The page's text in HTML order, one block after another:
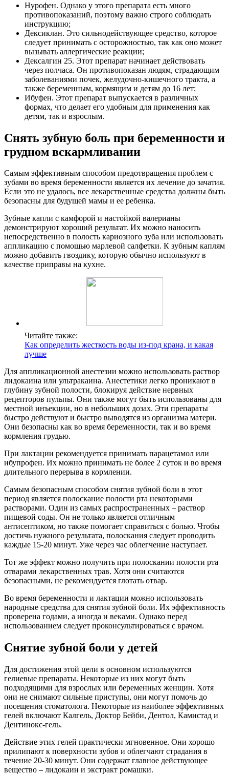
Нурофен. Однако у этого препарата есть много
противопоказаний, поэтому важно строго соблюдать
инструкцию;
Дексиклан. Это сильнодействующее средство, которое
следует принимать с осторожностью, так как оно может
вызывать аллергические реакции;
Дексалгин 25. Этот препарат начинает действовать
через полчаса. Он противопоказан людям, страдающим
заболеваниями почек, желудочно-кишечного тракта, а
также беременным, кормящим и детям до 16 лет;
Ибуфен. Этот препарат выпускается в различных
формах, что делает его удобным для применения как
детям, так и взрослым.
Снять зубную боль при беременности и
грудном вскармливании
Самым эффективным способом предотвращения проблем с
зубами во время беременности является их лечение до зачатия.
Если это не удалось, все лекарственные средства должны быть
безопасны для будущей мамы и ее ребенка.
Зубные капли с камфорой и настойкой валерианы
демонстрируют хороший результат. Их можно наносить
непосредственно в полость кариозного зуба или использовать
аппликацию с помощью марлевой салфетки. К зубным каплям
можно добавить гвоздику, которую обычно используют в
качестве приправы на кухне.
Читайте также:
Как определить жесткость воды из-под крана, и какая
лучше
Для аппликационной анестезии можно использовать раствор
лидокаина или ультракаина. Анестетики легко проникают в
глубину зубной полости, блокируя действие нервных
рецепторов пульпы. Они также могут быть использованы для
местной инъекции, но в небольших дозах. Эти препараты
быстро действуют и быстро выводятся из организма матери.
Они безопасны как во время беременности, так и во время
кормления грудью.
При лактации рекомендуется принимать парацетамол или
ибупрофен. Их можно принимать не более 2 суток и во время
длительного перерыва в кормлении.
Самым безопасным способом снятия зубной боли в этот
период является полоскание полости рта некоторыми
растворами. Один из самых распространенных – раствор
пищевой соды. Он не только является отличным
антисептиком, но также помогает справиться с болью. Чтобы
достичь нужного результата, полоскания следует проводить
каждые 15-20 минут. Уже через час облегчение наступает.
Тот же эффект можно получить при полоскании полости рта
отварами лекарственных трав. Хотя они считаются
безопасными, не рекомендуется глотать отвар.
Во время беременности и лактации можно использовать
народные средства для снятия зубной боли. Их эффективность
проверена годами, а иногда и веками. Однако перед
использованием следует проконсультироваться с врачом.
Снятие зубной боли у детей
Для достижения этой цели в основном используются
гелиевые препараты. Некоторые из них могут быть
подходящими для взрослых или беременных женщин. Хотя
они не снимают сильные приступы, они могут помочь до
посещения стоматолога. Некоторые из наиболее эффективных
гелей включают Калгель, Доктор Бейби, Дентол, Камистад и
Дентинокс-гель.
Действие этих гелей практически мгновенное. Они хорошо
прилипают к поверхности зубов и облегчают страдания в
течение 20-30 минут. Они содержат главное действующее
вещество – лидокаин и экстракт ромашки.